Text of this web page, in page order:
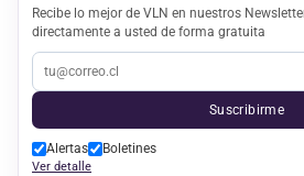
Recibe lo mejor de VLN en nuestros
directamente a usted de forma gratuita
Suscribirme
Alertas Boletines
Ver detalle